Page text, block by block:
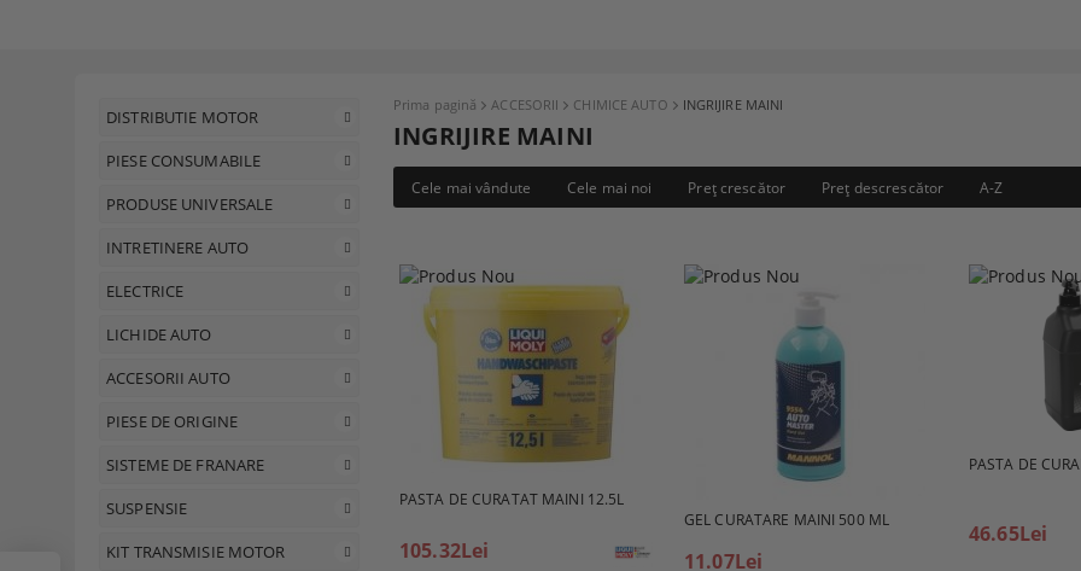
DISTRIBUTIE MOTOR
PIESE CONSUMABILE
PRODUSE UNIVERSALE
INTRETINERE AUTO
ELECTRICE
LICHIDE AUTO
ACCESORII AUTO
PIESE DE ORIGINE
SISTEME DE FRANARE
SUSPENSIE
KIT TRANSMISIE MOTOR
Prima pagină ACCESORII CHIMICE AUTO INGRIJIRE MAINI
INGRIJIRE MAINI
Cele mai vândute Cele mai noi Preţ crescător Preţ descrescător A-Z
PASTA DE CURATAT MAINI 12.5L
105.32Lei
GEL CURATARE MAINI 500 ML
11.07Lei
PASTA DE
46.65Lei